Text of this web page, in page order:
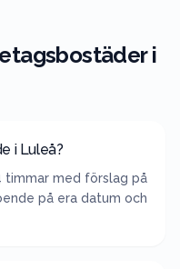
i
i Luleå?
timmar med förslag på
på era datum och